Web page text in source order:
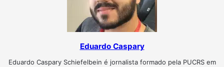
Eduardo Caspary
Eduardo Caspary Schiefelbein é jornalista formado pela PUCRS em